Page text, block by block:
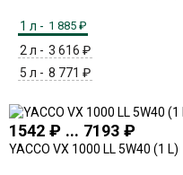
1 л - 1 885 ₽
2 л - 3 616 ₽
5 л - 8 771 ₽
1542 ₽ ... 7193 ₽
YACCO VX 1000 LL 5W40 (1 L)